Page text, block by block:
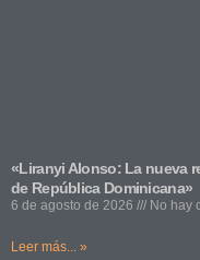
«Liranyi Alonso: La nueva
de República Dominicana»
6 de agosto de 2026 No hay
Leer más... »